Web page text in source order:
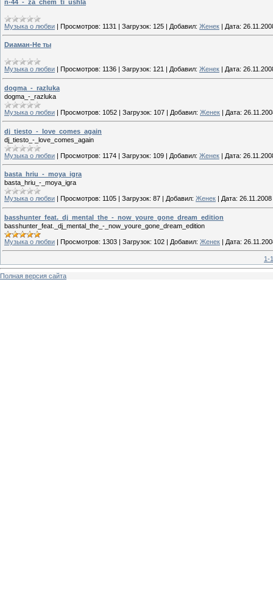
n-44_-_za_chem_ti_ushla
Музыка о любви | Просмотров: 1131 | Загрузок: 125 | Добавил: Женек | Дата:
Dиаман-Не ты
Музыка о любви Просмотров: 1136 Загрузок: 121 Добавил: Женек Дата:
dogma_-_razluka
dogma_-_razluka
Музыка о любви | Просмотров: 1052 | Загрузок: 107 | Добавил: Женек | Дата:
dj_tiesto_-_love_comes_again
dj_tiesto_-_love_comes_again
Музыка о любви | Просмотров: 1174 | Загрузок: 109 | Добавил: Женек | Дата:
basta_hriu_-_moya_igra
basta_hriu_-_moya_igra
Музыка о любви | Просмотров: 1105 | Загрузок: 87 | Добавил: Женек | Дата: 26.11.2008
basshunter_feat._dj_mental_the_-_now_youre_gone_dream_edition
basshunter_feat._dj_mental_the_-_now_youre_gone_dream_edition
Музыка о любви | Просмотров: 1303 | Загрузок: 102 | Добавил: Женек | Дата:
1-
Полная версия сайта